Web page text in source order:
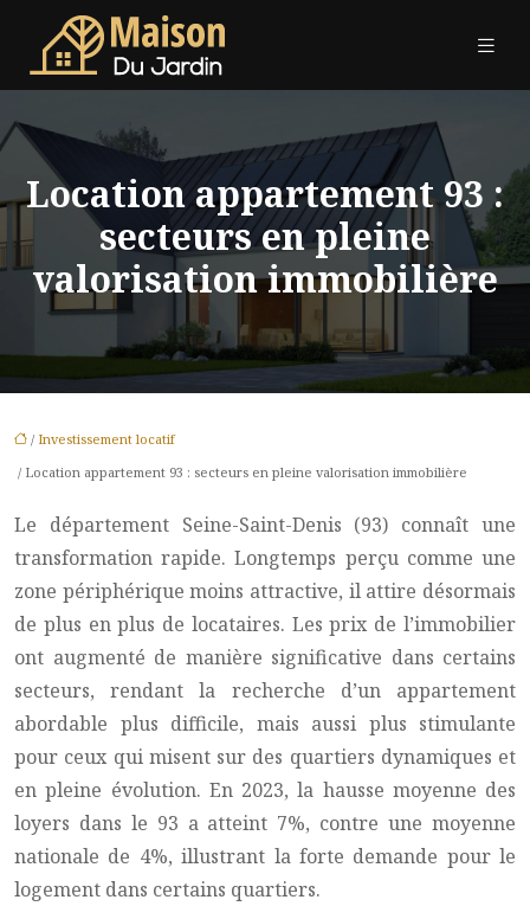
Location appartement 93 :
secteurs en pleine
valorisation immobilière
/ Investissement locatif
/ Location appartement 93 : secteurs en pleine valorisation immobilière
Le département Seine-Saint-Denis (93) connaît une
transformation rapide. Longtemps perçu comme une
zone périphérique moins attractive, il attire désormais
de plus en plus de locataires. Les prix de l’immobilier
ont augmenté de manière significative dans certains
secteurs, rendant la recherche d’un appartement
abordable plus difficile, mais aussi plus stimulante
pour ceux qui misent sur des quartiers dynamiques et
en pleine évolution. En 2023, la hausse moyenne des
loyers dans le 93 a atteint 7%, contre une moyenne
nationale de 4%, illustrant la forte demande pour le
logement dans certains quartiers.